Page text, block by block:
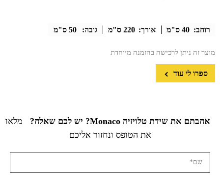
רוחב: 40 ס"מ אורך: 220 ס"מ גובה: 50 ס"מ
מוצר זה ניתן לרכישה בהזמנה מיוחדת
ספרו לי עוד
אהבתם את שידת טלויזיה Monaco? יש לכם שאלה?
מלאו
את הטופס ונחזור אליכם